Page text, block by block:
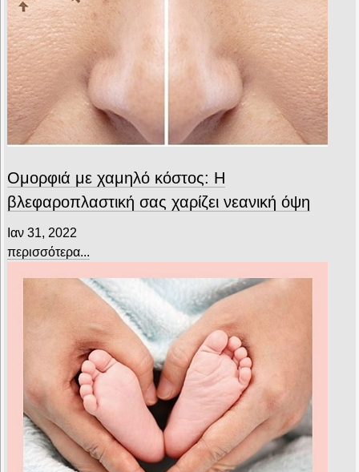
Ομορφιά με χαμηλό κόστος: H
βλεφαροπλαστική σας χαρίζει νεανική όψη
Ιαν 31, 2022
περισσότερα...